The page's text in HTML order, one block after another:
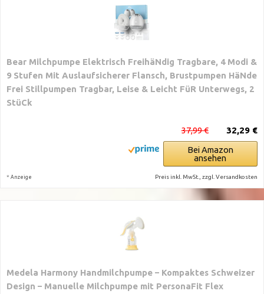
Bear Milchpumpe Elektrisch FreihäNdig Tragbare, 4 Modi &
9 Stufen Mit Auslaufsicherer Flansch, Brustpumpen HäNde
Frei Stillpumpen Tragbar, Leise & Leicht FüR Unterwegs, 2
StüCk
32,29 €
37,99 €
Bei Amazon
ansehen
* Anzeige Preis inkl. MwSt., zzgl. Versandkosten
Medela Harmony Handmilchpumpe – Kompaktes Schweizer
Design – Manuelle Milchpumpe mit PersonaFit Flex